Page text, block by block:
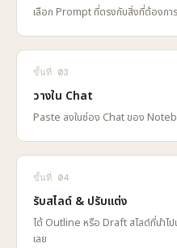
เลือก Prompt ที่ตรงกับสิ่งที่ต้องกา
ขั้นที่ 03
วางใน Chat
Paste ลงในช่อง Chat ของ
ขั้นที่ 04
รับสไลด์ & ปรับแต่ง
ได้ Outline หรือ Draft สไลด์ที่นำไ
เลย